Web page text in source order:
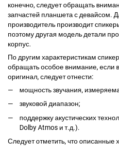
конечно, следует обращать
запчастей планшета с девайсом.
производитель производит
поэтому другая модель детали
корпус.
По другим характеристикам
обращать особое внимание, если
оригинал, следует отнести:
мощность звучания,
звуковой диапазон;
поддержку акустических
Dolby Atmos и т.д.).
Следует отметить, что описанные